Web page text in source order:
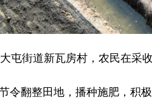
街道新瓦房村，农民在采收
翻整田地，播种施肥，积极